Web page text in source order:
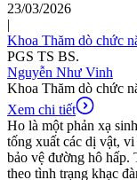
23/03/2026
|
Khoa Thăm dò chức
PGS TS BS.
Nguyễn Như Vinh
Khoa Thăm dò chức
Xem chi tiết
Ho là một phản xạ
tống xuất các dị vật,
bảo vệ đường hô hấp.
theo tình trạng khạc